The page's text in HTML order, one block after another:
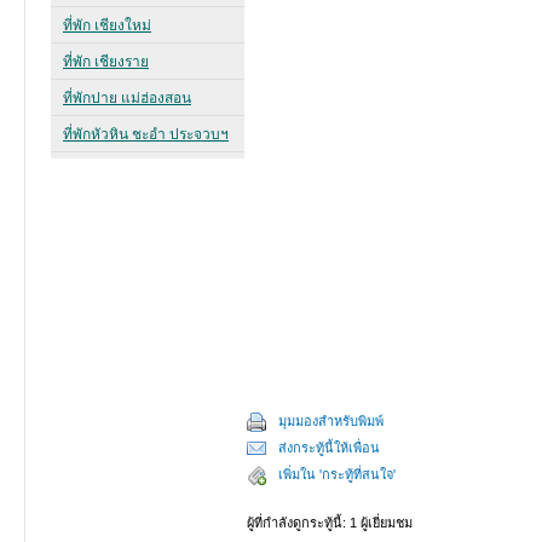
มุมมองสำหรับพิมพ์
ส่งกระทู้นี้ให้เพื่อน
เพิ่มใน 'กระทู้ที่สนใจ'
ผู้ที่กำลังดูกระทู้นี้: 1 ผู้เยี่ยมชม